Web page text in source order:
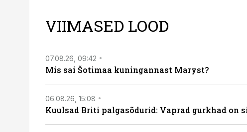
VIIMASED LOOD
07.08.26, 09:42
Mis sai Šotimaa kuningannast Maryst?
06.08.26, 15:08
Kuulsad Briti palgasõdurid: Vaprad gurkhad on